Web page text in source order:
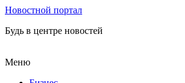
Новостной портал
Будь в центре новостей
Меню